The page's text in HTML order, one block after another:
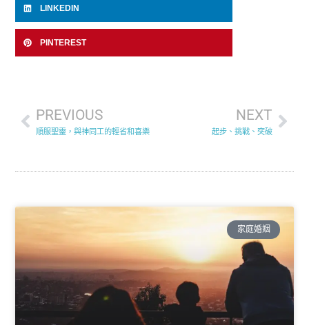
LINKEDIN
PINTEREST
PREVIOUS
順服聖靈，與神同工的輕省和喜樂
NEXT
起步、挑戰、突破
家庭婚姻